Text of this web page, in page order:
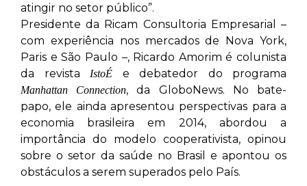
atingir no setor público”.
Presidente da Ricam Consultoria Empresarial –
com experiência nos mercados de Nova York,
Paris e São Paulo –, Ricardo Amorim é colunista
da revista
IstoÉ e debatedor do programa
Manhattan Connection, da GloboNews. No bate-
papo, ele ainda apresentou perspectivas para a
economia brasileira em 2014, abordou a
importância do modelo cooperativista, opinou
sobre o setor da saúde no Brasil e apontou os
obstáculos a serem superados pelo País.